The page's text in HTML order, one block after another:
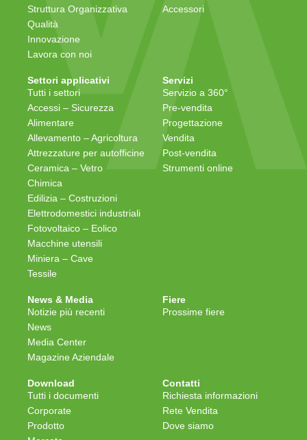
Struttura Organizzativa
Qualità
Innovazione
Lavora con noi
Accessori
Settori applicativi
Tutti i settori
Accessi – Sicurezza
Alimentare
Allevamento – Agricoltura
Attrezzature per autofficine
Ceramica – Vetro
Chimica
Edilizia – Costruzioni
Elettrodomestici industriali
Fotovoltaico – Eolico
Macchine utensili
Miniera – Cave
Tessile
Servizi
Servizio a 360°
Pre-vendita
Progettazione
Vendita
Post-vendita
Strumenti online
News & Media
Notizie più recenti
News
Media Center
Magazine Aziendale
Fiere
Prossime fiere
Download
Tutti i documenti
Corporate
Prodotto
Contatti
Richiesta informazioni
Rete Vendita
Dove siamo